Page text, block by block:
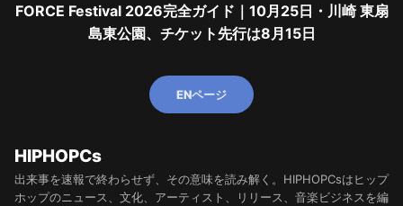
FORCE Festival 2026完全ガイド｜10月25日・川崎 東扇
島東公園、チケット先行は8月15日
ENページ
HIPHOPCs
出来事を速報で終わらせず、その意味を読み解く。HIPHOPCsはヒップ
ホップのニュース、文化、アーティスト、リリース、音楽ビジネスを編